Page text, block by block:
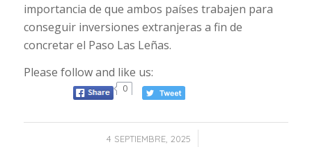
importancia de que ambos países trabajen para
conseguir inversiones extranjeras a fin de
concretar el Paso Las Leñas.
Please follow and like us:
0
4 SEPTIEMBRE, 2025
/